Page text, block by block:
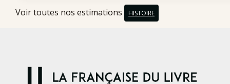
Voir toutes nos estimations HISTOIRE